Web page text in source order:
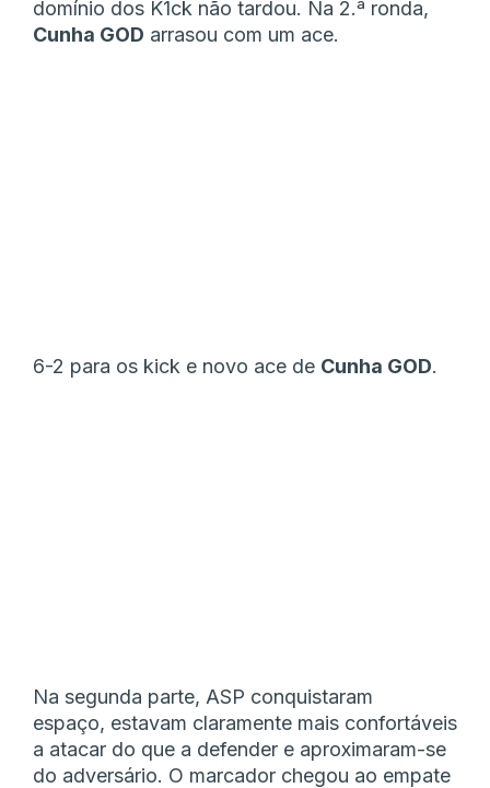
domínio dos K1ck não tardou. Na 2.ª ronda,
Cunha GOD arrasou com um ace.
6-2 para os kick e novo ace de Cunha GOD.
Na segunda parte, ASP conquistaram
espaço, estavam claramente mais confortáveis
a atacar do que a defender e aproximaram-se
do adversário. O marcador chegou ao empate